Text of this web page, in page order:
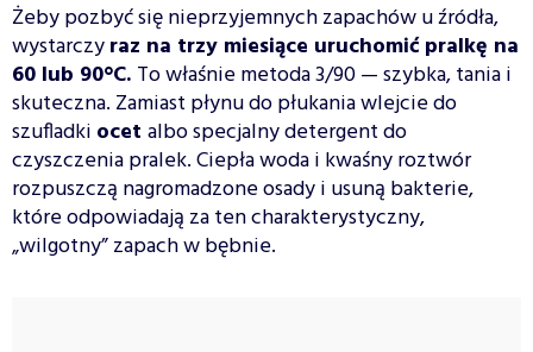
Żeby pozbyć się nieprzyjemnych zapachów u źródła,
wystarczyraz na trzy miesiące uruchomić pralkę na
60 lub 90°C. To właśnie metoda 3/90 — szybka, tania i
skuteczna. Zamiast płynu do płukania wlejcie do
szufladki ocet albo specjalny detergent do
czyszczenia pralek. Ciepła woda i kwaśny roztwór
rozpuszczą nagromadzone osady i usuną bakterie,
które odpowiadają za ten charakterystyczny,
„wilgotny” zapach w bębnie.